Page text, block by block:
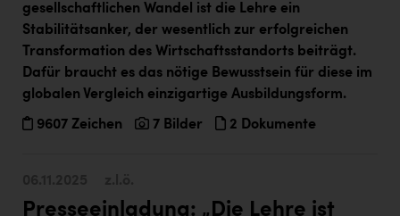
gesellschaftlichen Wandel ist die Lehre ein
Stabilitätsanker, der wesentlich zur erfolgreichen
Transformation des Wirtschaftsstandorts beiträgt.
Dafür braucht es das nötige Bewusstsein für diese im
globalen Vergleich einzigartige Ausbildungsform.
9607 Zeichen 7 Bilder 2 Dokumente
Presseeinladung: „Die Lehre ist